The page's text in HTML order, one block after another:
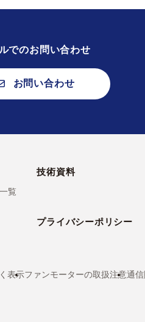
でのお問い合わせ
お問い合わせ
覧
技術資料
プライバシーポリシー
表示ファンモーターの取扱注意通